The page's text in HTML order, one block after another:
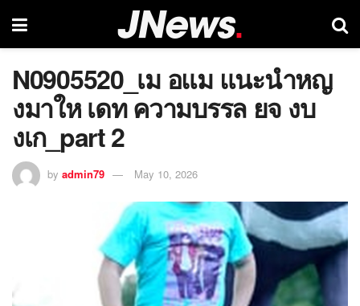
N0905520_เม อแม แนะนำหญ
งมาให เดท ความบรรล ยจ งบ
งเก_part 2
by admin79 May 10, 2026